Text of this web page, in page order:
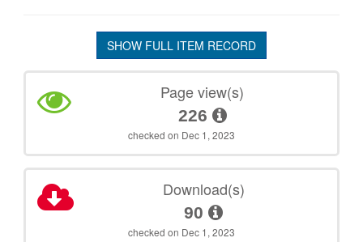
SHOW FULL ITEM RECORD
Page view(s)
226
checked on Dec 1, 2023
Download(s)
90
checked on Dec 1, 2023